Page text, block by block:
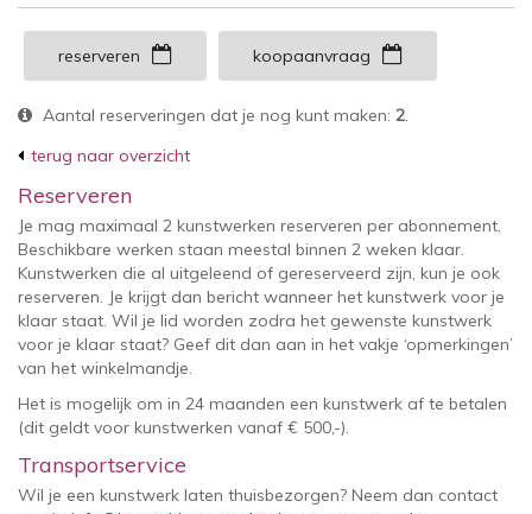
reserveren koopaanvraag
Aantal reserveringen dat je nog kunt maken: 2.
terug naar overzicht
Reserveren
Je mag maximaal 2 kunstwerken reserveren per abonnement.
Beschikbare werken staan meestal binnen 2 weken klaar.
Kunstwerken die al uitgeleend of gereserveerd zijn, kun je ook
reserveren. Je krijgt dan bericht wanneer het kunstwerk voor je
klaar staat. Wil je lid worden zodra het gewenste kunstwerk
voor je klaar staat? Geef dit dan aan in het vakje ‘opmerkingen’
van het winkelmandje.
Het is mogelijk om in 24 maanden een kunstwerk af te betalen
(dit geldt voor kunstwerken vanaf € 500,-).
Transportservice
Wil je een kunstwerk laten thuisbezorgen? Neem dan contact